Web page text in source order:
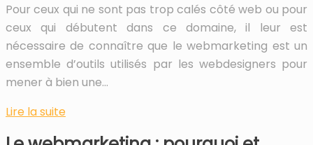
Pour ceux qui ne sont pas trop calés côté web ou pour
ceux qui débutent dans ce domaine, il leur est
nécessaire de connaître que le webmarketing est un
ensemble d’outils utilisés par les webdesigners pour
mener à bien une…
Lire la suite